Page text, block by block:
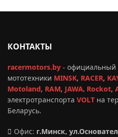
КОНТАКТЫ
racermotors.by - официальный
мототехники MINSK, RACER,
Motoland, RAM, JAWA, Rockot,
электротранспорта VOLT на
Беларусь.
Офис: г.Минск,